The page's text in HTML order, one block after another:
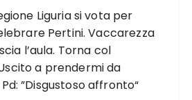
Liguria si vota per
Pertini. Vaccarezza
l’aula. Torna col
a prendermi da
”Disgustoso affronto“